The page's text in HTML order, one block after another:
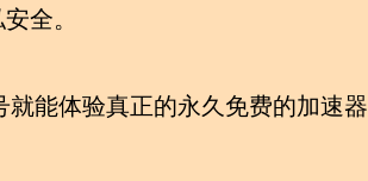
全。
就能体验真正的永久免费的加速器